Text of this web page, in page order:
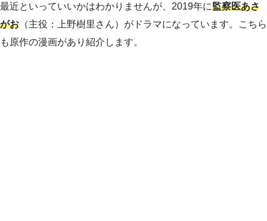
最近といっていいかはわかりませんが、2019年に監察医あさ
がお （主役：上野樹里さん）がドラマになっています。こちら
も原作の漫画があり紹介します。